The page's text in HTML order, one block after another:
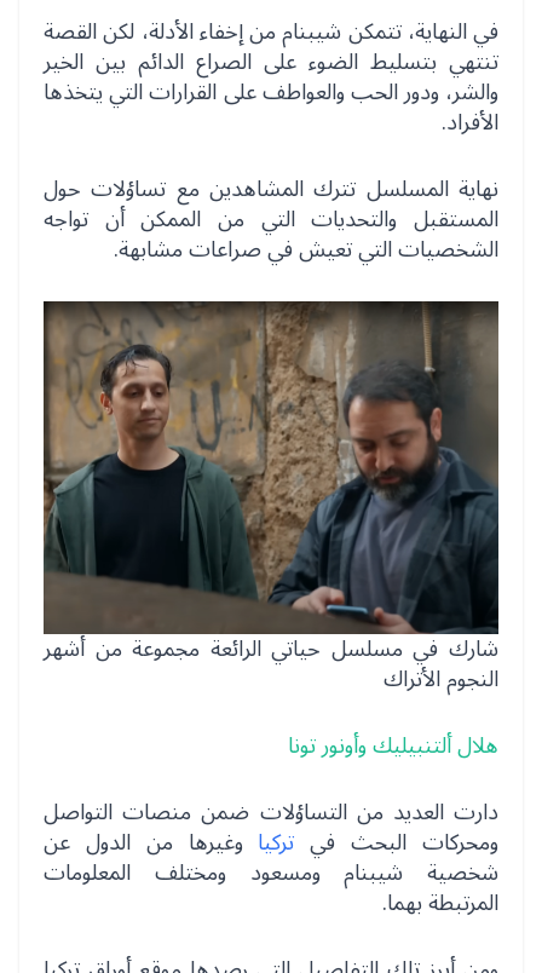
في النهاية، تتمكن شيبنام من إخفاء الأدلة، لكن القصة
تنتهي بتسليط الضوء على الصراع الدائم بين الخير
والشر، ودور الحب والعواطف على القرارات التي يتخذها
الأفراد.
نهاية المسلسل تترك المشاهدين مع تساؤلات حول
المستقبل والتحديات التي من الممكن أن تواجه
الشخصيات التي تعيش في صراعات مشابهة.
شارك في مسلسل حياتي الرائعة مجموعة من أشهر
النجوم الأتراك
هلال ألتنبيليك وأونور تونا
دارت العديد من التساؤلات ضمن منصات التواصل
ومحركات البحث في تركيا وغيرها من الدول عن
شخصية شيبنام ومسعود ومختلف المعلومات
المرتبطة بهما.